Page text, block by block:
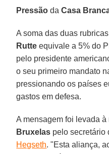
Pressão daCasa
A soma das duas
Rutte equivale a 5% do
pelo presidente
o seu primeiro mandato
pressionando os países
gastos em defesa.
A mensagem foi levada
Bruxelas pelo secretário
Hegseth. "Esta aliança,